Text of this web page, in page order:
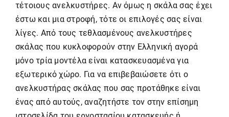
τέτοιους ανελκυστήρες. Αν όμως η σκάλα σας έχει
έστω και μια στροφή, τότε οι επιλογές σας είναι
λίγες. Από τους τεθλασμένους ανελκυστήρες
σκάλας που κυκλοφορούν στην Ελληνική αγορά
μόνο τρία μοντέλα είναι κατασκευασμένα για
εξωτερικό χώρο. Για να επιβεβαιώσετε ότι ο
ανελκυστήρας σκάλας που σας προτάθηκε είναι
ένας από αυτούς, αναζητήστε τον στην επίσημη